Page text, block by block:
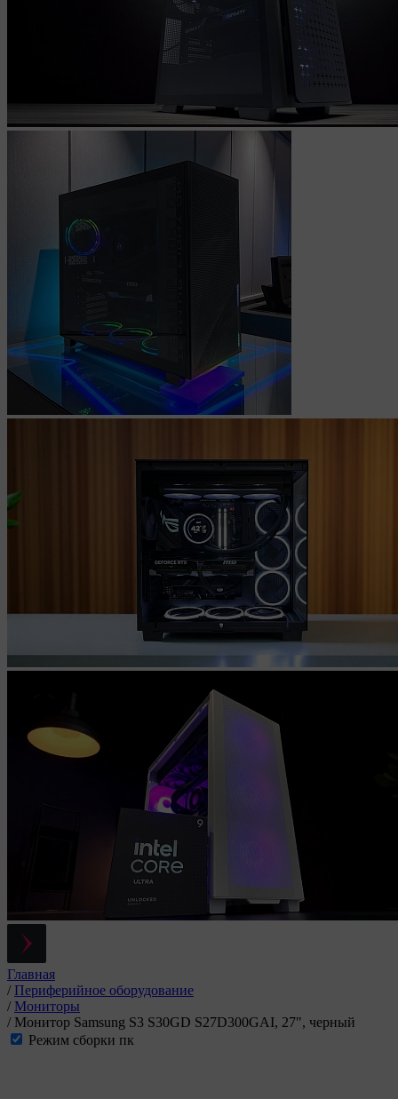
Главная
/ Периферийное оборудование
/ Мониторы
/ Монитор Samsung S3 S30GD S27D300GAI, 27", черный
Режим сборки пк